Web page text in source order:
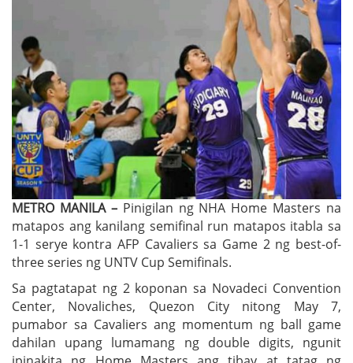
METRO MANILA – Pinigilan ng NHA Home Masters na
matapos ang kanilang semifinal run matapos itabla sa
1-1 serye kontra AFP Cavaliers sa Game 2 ng best-of-
three series ng UNTV Cup Semifinals.
Sa pagtatapat ng 2 koponan sa Novadeci Convention
Center, Novaliches, Quezon City nitong May 7,
pumabor sa Cavaliers ang momentum ng ball game
dahilan upang lumamang ng double digits, ngunit